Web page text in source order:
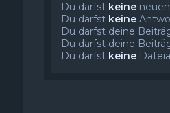
Du darfst keineneuen
Du darfst keine
Du darfst deine
Du darfst deine
Du darfst keine